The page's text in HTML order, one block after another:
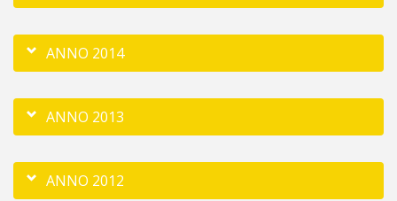
ANNO 2014
ANNO 2013
ANNO 2012